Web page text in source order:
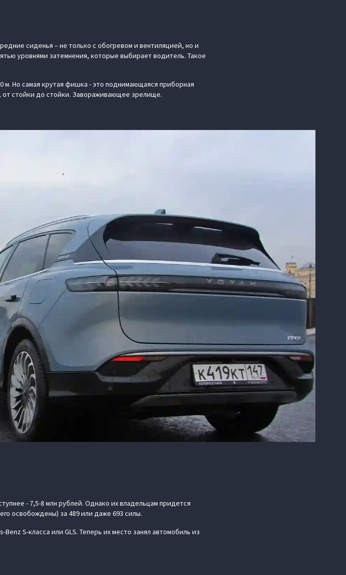
сиденья – не только с обогревом и вентиляцией, но и
уровнями затемнения, которые выбирает водитель. Такое
м. Но самая крутая фишка - это поднимающаяся приборная
от стойки до стойки. Завораживающее зрелище.
- 7,5-8 млн рублей. Однако их владельцам придется
освобождены) за 489 или даже 693 силы.
S-класса или GLS. Теперь их место занял автомобиль из